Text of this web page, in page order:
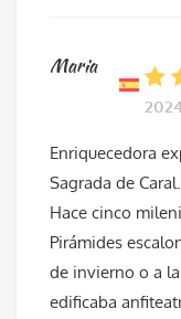
Maria
Enriquecedora
Sagrada de Caral.
Hace cinco
Pirámides
de invierno o a
edificaba